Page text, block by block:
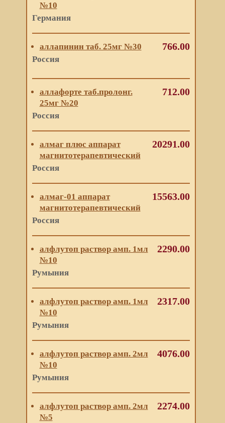
№10
Германия
аллапинин таб. 25мг №30
Россия
766.00
аллафорте таб.пролонг.
25мг №20
Россия
712.00
алмаг плюс аппарат
магнитотерапевтический
Россия
20291.00
алмаг-01 аппарат
магнитотерапевтический
Россия
15563.00
алфлутоп раствор амп. 1мл
№10
Румыния
2290.00
алфлутоп раствор амп. 1мл
№10
Румыния
2317.00
алфлутоп раствор амп. 2мл
№10
Румыния
4076.00
алфлутоп раствор амп. 2мл
№5
2274.00